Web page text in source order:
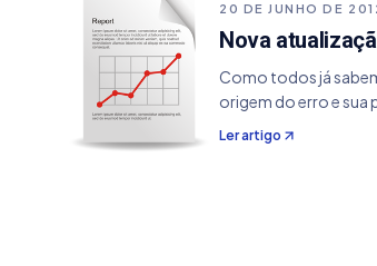
20 DE JUNHO DE
Nova
Como todos já
origem do erro e sua
Ler artigo